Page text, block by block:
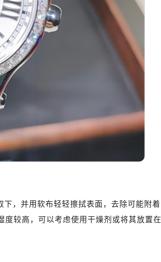
3楼（需提前预约）
提前预约）
提前预约）
17层17-B（需提前预约）
预约）
室（需提前预约）
约）
（需提前预约）
室（需提前预约）
室（需提前预约）
需提前预约）
层08室（需提前预约）
提前预约）
（需提前预约）
室（需提前预约）
09室（需提前预约）
，并用软布轻轻擦拭表面，去除可能附着
较高，可以考虑使用干燥剂或将其放置在